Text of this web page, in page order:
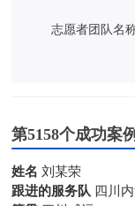
志愿者团队名
第5158个成功案
姓名 刘某荣
跟进的服务队 四川